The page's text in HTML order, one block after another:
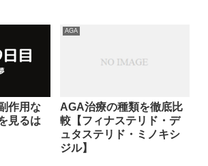
作用な
見るは
AGA
AGA治療の種類を徹底比
較【フィナステリド・デ
ュタステリド・ミノキシ
ジル】